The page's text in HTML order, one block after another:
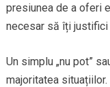
presiunea de a oferi
necesar să îți
Un simplu „nu pot”
majoritatea